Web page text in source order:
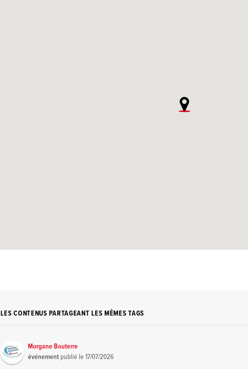
LES CONTENUS PARTAGEANT LES MÊMES TAGS
Morgane Bouterre
événement publié le17/07/2026